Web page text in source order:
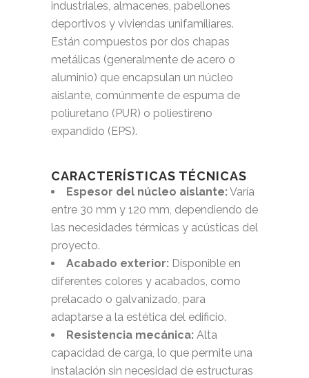
industriales, almacenes, pabellones
deportivos y viviendas unifamiliares.
Están compuestos por dos chapas
metálicas (generalmente de acero o
aluminio) que encapsulan un núcleo
aislante, comúnmente de espuma de
poliuretano (PUR) o poliestireno
expandido (EPS).
CARACTERÍSTICAS TÉCNICAS
Espesor del núcleo aislante:Varía
entre 30 mm y 120 mm, dependiendo de
las necesidades térmicas y acústicas del
proyecto.
Acabado exterior: Disponible en
diferentes colores y acabados, como
prelacado o galvanizado, para
adaptarse a la estética del edificio.
Resistencia mecánica: Alta
capacidad de carga, lo que permite una
instalación sin necesidad de estructuras